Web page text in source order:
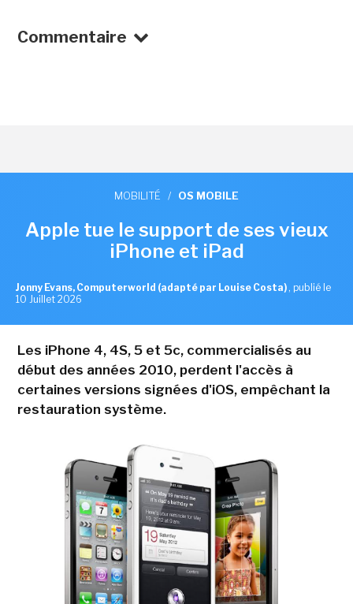
Commentaire
MOBILITÉ / OS MOBILE
Apple tue le support de ses vieux
iPhone et iPad
Jonny Evans, Computerworld (adapté par Louise Costa) , publié le
10 Juillet 2026
Les iPhone 4, 4S, 5 et 5c, commercialisés au
début des années 2010, perdent l'accès à
certaines versions signées d'iOS, empêchant la
restauration système.